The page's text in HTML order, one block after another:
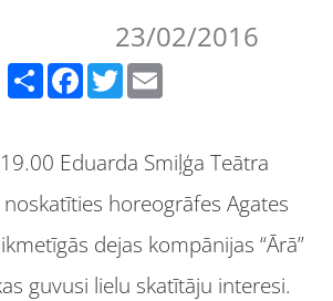
23/02/2016
Facebook Twitter
Eduarda Smiļģa Teātra
horeogrāfes Agates
dejas kompānijas “Ārā”
guvusi lielu skatītāju interesi.